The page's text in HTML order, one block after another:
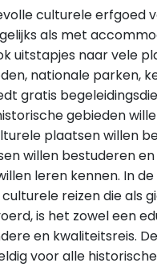
culturele erfgoed
als met
uitstapjes naar vele
nationale parken,
gratis
gebieden
plaatsen willen
willen bestuderen en
leren kennen. In de
reizen die als
is het zowel een
en kwaliteitsreis.
voor alle